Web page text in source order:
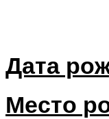
Дата
Место